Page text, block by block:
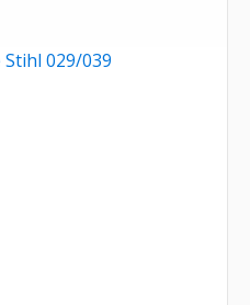
029/039